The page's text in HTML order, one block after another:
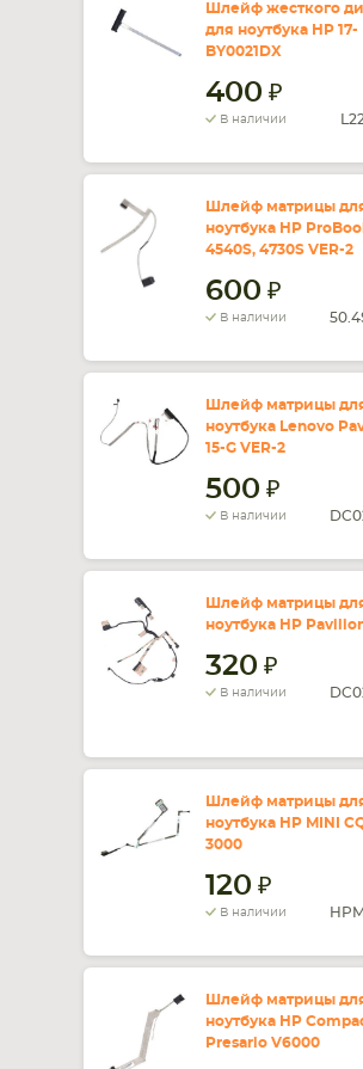
Шлейф жесткого
для ноутбука HP 17-
BY0021DX
400
В наличии
Шлейф матрицы
ноутбука HP
4540S, 4730S VER-2
600
В наличии
Шлейф матрицы
ноутбука Lenovo
15-G VER-2
500
В наличии
Шлейф матрицы
ноутбука HP Pavilion
320
В наличии
Шлейф матрицы
ноутбука HP MINI
3000
120
В наличии
Шлейф матрицы
ноутбука HP
Presario V6000